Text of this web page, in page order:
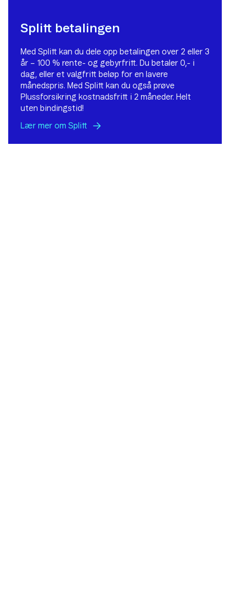
Splitt betalingen
Med Splitt kan du dele opp betalingen over 2 eller 3
år – 100 % rente- og gebyrfritt. Du betaler 0,- i
dag, eller et valgfritt beløp for en lavere
månedspris. Med Splitt kan du også prøve
Plussforsikring kostnadsfritt i 2 måneder. Helt
uten bindingstid!
Lær mer om Splitt